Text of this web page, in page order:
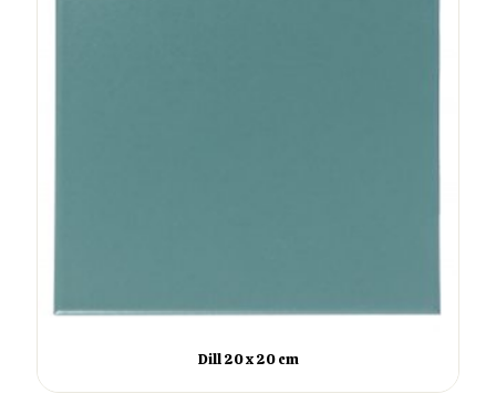
Dill 20 x 20 cm